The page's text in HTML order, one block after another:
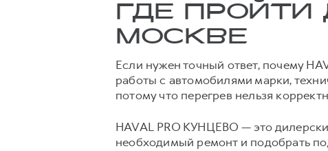
ГДЕ ПРОЙТИ
МОСКВЕ
Если нужен точный ответ, почему
работы с автомобилями марки,
потому что перегрев нельзя
HAVAL PRO КУНЦЕВО — это
необходимый ремонт и подобрать